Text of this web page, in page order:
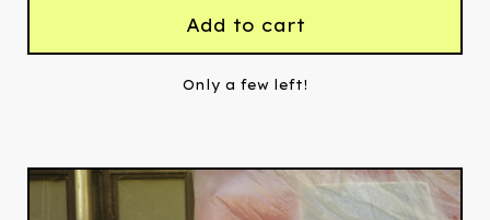
Add to cart
Only a few left!